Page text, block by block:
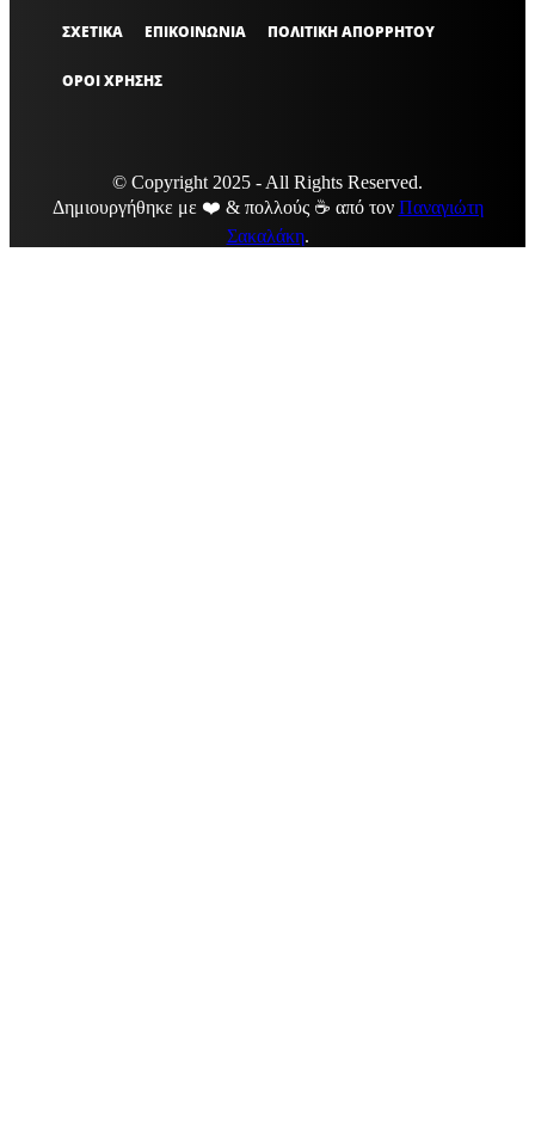
ΣΧΕΤΙΚΑ ΕΠΙΚΟΙΝΩΝΙΑ ΠΟΛΙΤΙΚΗ ΑΠΟΡΡΗΤΟΥ
ΟΡΟΙ ΧΡΗΣΗΣ
© Copyright 2025 - All Rights Reserved.
Δημιουργήθηκε με ❤️ & πολλούς ☕ από τον Παναγιώτη
Σακαλάκη.